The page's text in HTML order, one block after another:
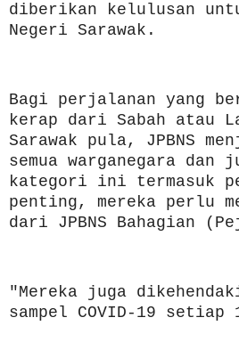
diberikan kelulusan
Negeri Sarawak.
Bagi perjalanan yang
kerap dari Sabah atau
Sarawak pula, JPBNS
semua warganegara dan
kategori ini termasuk
penting, mereka perlu
dari JPBNS Bahagian
"Mereka juga
sampel COVID-19